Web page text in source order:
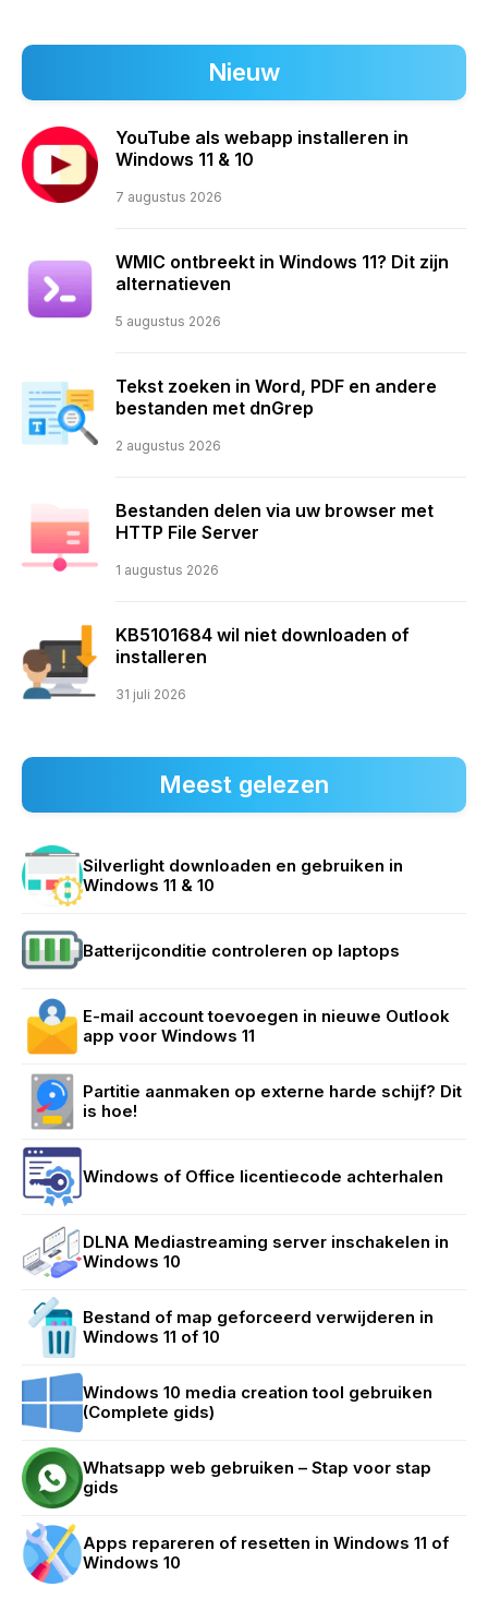
Nieuw
YouTube als webapp installeren in
Windows 11 & 10
7 augustus 2026
WMIC ontbreekt in Windows 11? Dit zijn
alternatieven
5 augustus 2026
Tekst zoeken in Word, PDF en andere
bestanden met dnGrep
2 augustus 2026
Bestanden delen via uw browser met
HTTP File Server
1 augustus 2026
KB5101684 wil niet downloaden of
installeren
31 juli 2026
Meest gelezen
Silverlight downloaden en gebruiken in
Windows 11 & 10
Batterijconditie controleren op laptops
E-mail account toevoegen in nieuwe Outlook
app voor Windows 11
Partitie aanmaken op externe harde schijf? Dit
is hoe!
Windows of Office licentiecode achterhalen
DLNA Mediastreaming server inschakelen in
Windows 10
Bestand of map geforceerd verwijderen in
Windows 11 of 10
Windows 10 media creation tool gebruiken
(Complete gids)
Whatsapp web gebruiken – Stap voor stap
gids
Apps repareren of resetten in Windows 11 of
Windows 10